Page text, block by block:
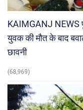
KAIMGANJ NEWS
युवक की मौत के बाद
छावनी
(68,969)